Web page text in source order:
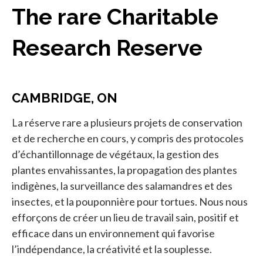
The rare Charitable
Research Reserve
CAMBRIDGE, ON
La réserve rare a plusieurs projets de conservation
et de recherche en cours, y compris des protocoles
d’échantillonnage de végétaux, la gestion des
plantes envahissantes, la propagation des plantes
indigènes, la surveillance des salamandres et des
insectes, et la pouponnière pour tortues. Nous nous
efforçons de créer un lieu de travail sain, positif et
efficace dans un environnement qui favorise
l’indépendance, la créativité et la souplesse.